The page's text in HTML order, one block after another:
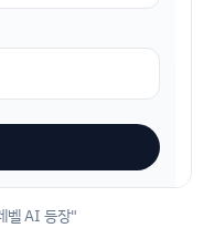
벨 AI 등장"